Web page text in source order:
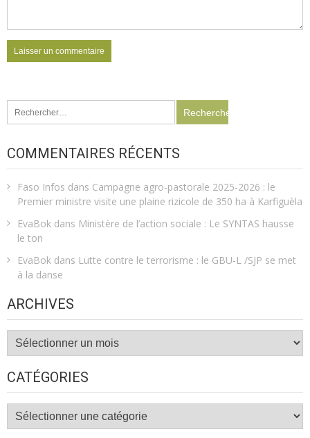
COMMENTAIRES RÉCENTS
Faso Infos dans Campagne agro-pastorale 2025-2026 : le
Premier ministre visite une plaine rizicole de 350 ha à Karfiguèla
EvaBok dans Ministère de l’action sociale : Le SYNTAS hausse
le ton
EvaBok dans Lutte contre le terrorisme : le GBU-L /SJP se met
à la danse
ARCHIVES
Archives
CATÉGORIES
Catégories